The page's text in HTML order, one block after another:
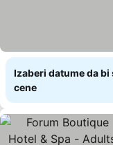
Izaberi datume da
cene